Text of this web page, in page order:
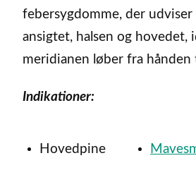
febersygdomme, der
ansigtet, halsen og hovedet,
meridianen løber fra
Indikationer:
Hovedpine